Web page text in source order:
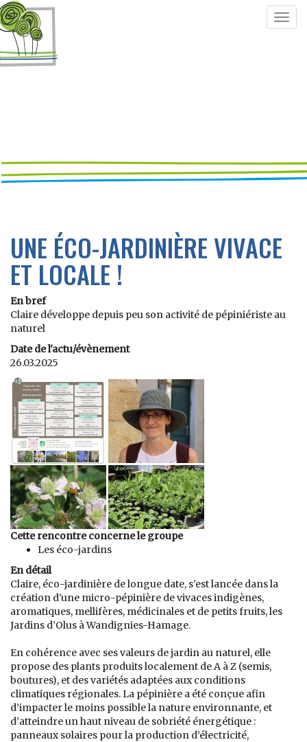
UNE ÉCO-JARDINIÈRE VIVACE
ET LOCALE !
En bref
Claire développe depuis peu son activité de pépiniériste au
naturel
Date de l'actu/évènement
26.03.2025
Cette rencontre concerne le groupe
Les éco-jardins
En détail
Claire, éco-jardinière de longue date, s'est lancée dans la
création d'une micro-pépinière de vivaces indigènes,
aromatiques, mellifères, médicinales et de petits fruits, les
Jardins d’Olus à Wandignies-Hamage.
En cohérence avec ses valeurs de jardin au naturel, elle
propose des plants produits localement de A à Z (semis,
boutures), et des variétés adaptées aux conditions
climatiques régionales. La pépinière a été conçue afin
d’impacter le moins possible la nature environnante, et
d’atteindre un haut niveau de sobriété énergétique :
panneaux solaires pour la production d’électricité,